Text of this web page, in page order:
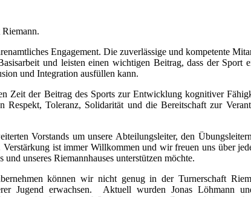
Engagement. Die zuverlässige und kompetente
und leisten einen wichtigen Beitrag, dass der Sport
und Integration ausfüllen kann.
Zeit der Beitrag des Sports zur Entwicklung kognitiver
Toleranz, Solidarität und die Bereitschaft zur
Vorstands um unsere Abteilungsleiter, den
ist immer Willkommen und wir freuen uns über
unseres Riemannhauses unterstützen möchte.
können wir nicht genug in der Turnerschaft
Jugend erwachsen. Aktuell wurden Jonas Löhmann